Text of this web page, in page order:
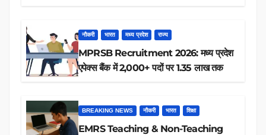
नौकरी भारत मध्य प्रदेश राज्य
MPRSB Recruitment 2026: मध्य प्रदेश
एपेक्स बैंक में 2,000+ पदों पर 1.35 लाख तक
BREAKING NEWS नौकरी भारत शिक्षा
EMRS Teaching & Non-Teaching